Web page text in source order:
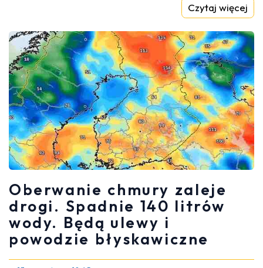
Czytaj więcej
Oberwanie chmury zaleje
drogi. Spadnie 140 litrów
wody. Będą ulewy i
powodzie błyskawiczne